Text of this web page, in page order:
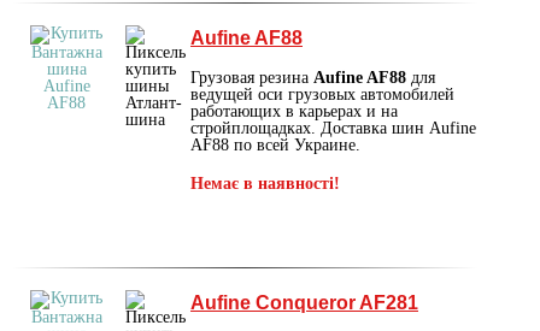
Aufine AF88
Грузовая резина Aufine AF88 для
ведущей оси грузовых автомобилей
работающих в карьерах и на
стройплощадках. Доставка шин Aufine
AF88 по всей Украине.
Немає в наявності!
Aufine Conqueror AF281